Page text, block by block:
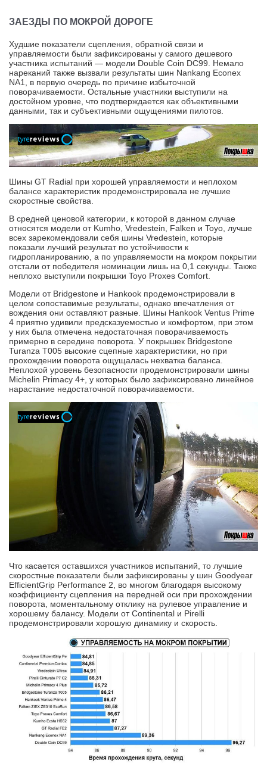
ЗАЕЗДЫ ПО МОКРОЙ ДОРОГЕ
Худшие показатели сцепления, обратной связи и
управляемости были зафиксированы у самого дешевого
участника испытаний — модели Double Coin DC99. Немало
нареканий также вызвали результаты шин Nankang Econex
NA1, в первую очередь по причине избыточной
поворачиваемости. Остальные участники выступили на
достойном уровне, что подтверждается как объективными
данными, так и субъективными ощущениями пилотов.
Шины GT Radial при хорошей управляемости и неплохом
балансе характеристик продемонстрировала не лучшие
скоростные свойства.
В средней ценовой категории, к которой в данном случае
относятся модели от Kumho, Vredestein, Falken и Toyo, лучше
всех зарекомендовали себя шины Vredestein, которые
показали лучший результат по устойчивости к
гидропланированию, а по управляемости на мокром покрытии
отстали от победителя номинации лишь на 0,1 секунды. Также
неплохо выступили покрышки Toyo Proxes Comfort.
Модели от Bridgestone и Hankook продемонстрировали в
целом сопоставимые результаты, однако впечатления от
вождения они оставляют разные. Шины Hankook Ventus Prime
4 приятно удивили предсказуемостью и комфортом, при этом
у них была отмечена недостаточная поворачиваемость
примерно в середине поворота. У покрышек Bridgestone
Turanza T005 высокие сцепные характеристики, но при
прохождении поворота ощущалась нехватка баланса.
Неплохой уровень безопасности продемонстрировали шины
Michelin Primacy 4+, у которых было зафиксировано линейное
нарастание недостаточной поворачиваемости.
Что касается оставшихся участников испытаний, то лучшие
скоростные показатели были зафиксированы у шин Goodyear
EfficientGrip Performance 2, во многом благодаря высокому
коэффициенту сцепления на передней оси при прохождении
поворота, моментальному отклику на рулевое управление и
хорошему балансу. Модели от Continental и Pirelli
продемонстрировали хорошую динамику и скорость.